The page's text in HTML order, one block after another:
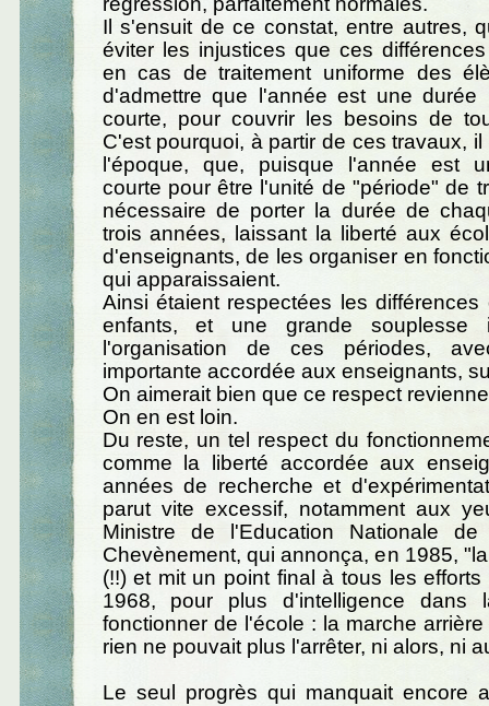
Il s'ensuit de ce constat, entre autres,
éviter les injustices que ces
en cas de traitement uniforme des
d'admettre que l'année est une durée
courte, pour couvrir les besoins de
C'est pourquoi, à partir de ces travaux,
l'époque, que, puisque l'année est
courte pour être l'unité de "période" de
nécessaire de porter la durée de
trois années, laissant la liberté aux
d'enseignants, de les organiser en
qui apparaissaient.
Ainsi étaient respectées les
enfants, et une grande souplesse
l'organisation de ces périodes,
importante accordée aux enseignants,
On aimerait bien que ce respect
On en est loin.
Du reste, un tel respect du
comme la liberté accordée aux
années de recherche et
parut vite excessif, notamment aux
Ministre de l'Education Nationale de
Chevènement, qui annonça, en 1985,
(!!) et mit un point final à tous les
1968, pour plus d'intelligence dans
fonctionner de l'école : la marche
rien ne pouvait plus l'arrêter, ni alors, ni
Le seul progrès qui manquait encore